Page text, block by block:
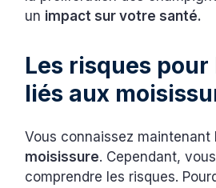
un impact sur votre santé.
Les risques pour
liés aux
Vous connaissez maintenant
moisissure. Cependant,
comprendre les risques.